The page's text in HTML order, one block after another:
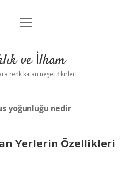
Anasayfa
Yasal Uyarı
menüyü
ve İlham
renk katan neşeli fikirler!
yoğunluğu nedir
Yerlerin Özellikleri